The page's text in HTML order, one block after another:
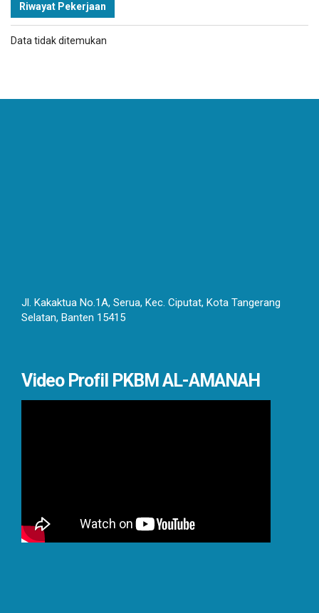
Riwayat Pekerjaan
Data tidak ditemukan
Jl. Kakaktua No.1A, Serua, Kec. Ciputat, Kota Tangerang
Selatan, Banten 15415
Video Profil PKBM AL-AMANAH